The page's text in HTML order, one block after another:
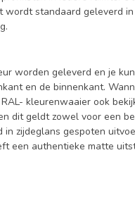
standaard geleverd
worden geleverd en je
en de binnenkant.
kleurenwaaier ook
dit geldt zowel voor een
zijdeglans gespoten
een authentieke matte